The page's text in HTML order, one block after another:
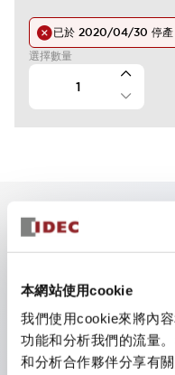
本網站使用cookie
我們使用cookie來將內
功能和分析我們的流量
和分析合作夥伴分享有
已於 2020/04/30 停產
選擇數量
照明單元的低電壓類
月起逐步切換為新目
可搭載高電壓類型的